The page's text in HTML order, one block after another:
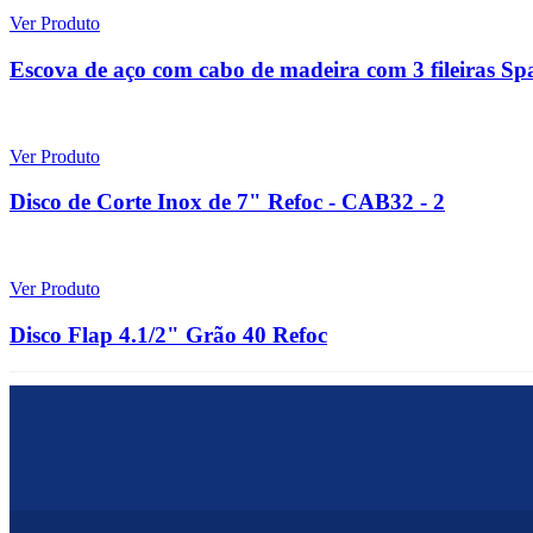
Ver Produto
Escova de aço com cabo de madeira com 3 fileiras
Ver Produto
Disco de Corte Inox de 7" Refoc - CAB32 - 2
Ver Produto
Disco Flap 4.1/2" Grão 40 Refoc